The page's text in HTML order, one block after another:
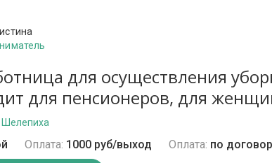
для осуществления
для пенсионеров, для
Шелепиха
Оплата: 1000 руб/выход Оплата: по